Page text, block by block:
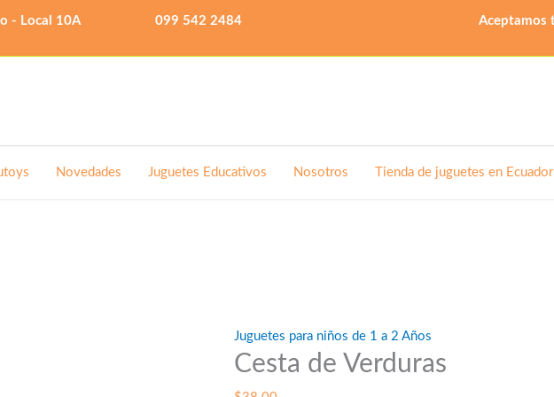
- Local 10A 099 542 2484 Aceptamos
Novedades Juguetes Educativos Nosotros Tienda de juguetes en Ecuador
Juguetes para niños de 1 a 2 Años
Cesta de Verduras